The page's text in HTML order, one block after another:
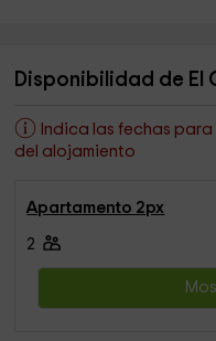
Disponibilidad de El
Indica las fechas
del alojamiento
Apartamento 2px
2